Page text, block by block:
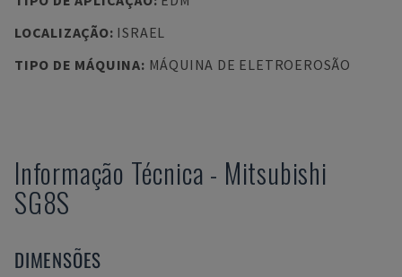
LOCALIZAÇÃO: ISRAEL
TIPO DE MÁQUINA: MÁQUINA DE ELETROEROSÃO
Informação Técnica - Mitsubishi
SG8S
DIMENSÕES